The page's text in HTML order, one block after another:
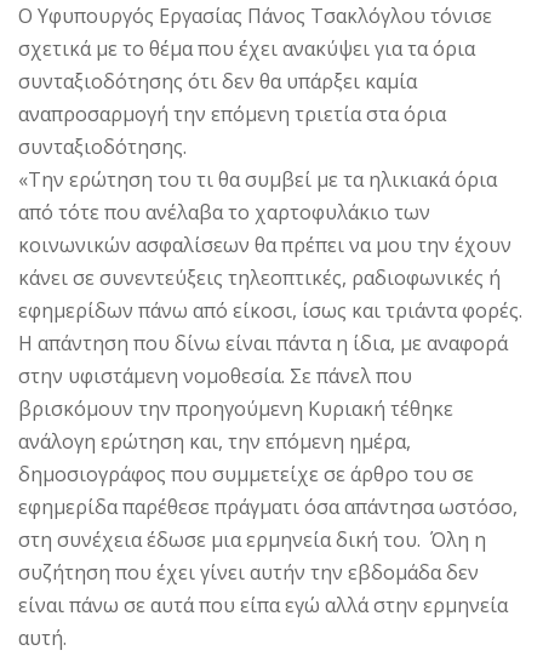
Ο Υφυπουργός Εργασίας Πάνος Τσακλόγλου τόνισε
σχετικά με το θέμα που έχει ανακύψει για τα όρια
συνταξιοδότησης ότι δεν θα υπάρξει καμία
αναπροσαρμογή την επόμενη τριετία στα όρια
συνταξιοδότησης.
«Την ερώτηση του τι θα συμβεί με τα ηλικιακά όρια
από τότε που ανέλαβα το χαρτοφυλάκιο των
κοινωνικών ασφαλίσεων θα πρέπει να μου την έχουν
κάνει σε συνεντεύξεις τηλεοπτικές, ραδιοφωνικές ή
εφημερίδων πάνω από είκοσι, ίσως και τριάντα φορές.
Η απάντηση που δίνω είναι πάντα η ίδια, με αναφορά
στην υφιστάμενη νομοθεσία. Σε πάνελ που
βρισκόμουν την προηγούμενη Κυριακή τέθηκε
ανάλογη ερώτηση και, την επόμενη ημέρα,
δημοσιογράφος που συμμετείχε σε άρθρο του σε
εφημερίδα παρέθεσε πράγματι όσα απάντησα ωστόσο,
στη συνέχεια έδωσε μια ερμηνεία δική του. Όλη η
συζήτηση που έχει γίνει αυτήν την εβδομάδα δεν
είναι πάνω σε αυτά που είπα εγώ αλλά στην ερμηνεία
αυτή.